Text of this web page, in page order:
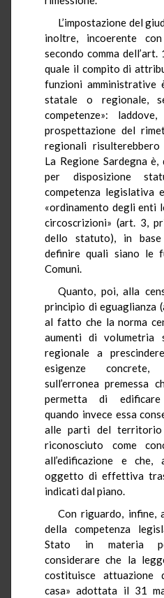
L’impostazione del
inoltre, incoerente
secondo comma
quale il compito di
funzioni
statale o regionale,
competenze»:
prospettazione del
regionali risulterebbero
La Regione Sardegna
per disposizione
competenza legislativa
«ordinamento degli enti
circoscrizioni» (art. 3,
dello statuto), in
definire quali siano le
Comuni.
Quanto, poi, alla
principio di eguaglianza
al fatto che la norma
aumenti di
regionale a
esigenze concrete,
sull’erronea premessa
permetta di edificare
quando invece essa
alle parti del
riconosciuto come
all’edificazione e
oggetto di effettiva
indicati dal piano.
Con riguardo, infine,
della competenza
Stato in materia
considerare che la
costituisce attuazione
casa» adottata il 31